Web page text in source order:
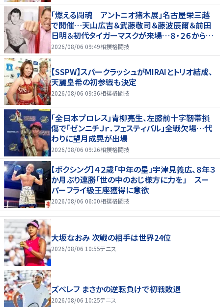
「燃える闘魂 アントニオ猪木展」名古屋栄三越
で開催…天山広吉＆武藤敬司＆藤波辰爾＆前田
日明＆初代タイガーマスクが来場…８・２６から９・
７まで
2026/08/06 09:49相撲格闘技
【SSPW】スパークラッシュがMIRAIとトリオ結成、
天麗皇希の初参戦も決定
2026/08/06 09:36相撲格闘技
「全日本プロレス」青柳亮生、左膝前十字靭帯損
傷で「ゼンニチＪｒ．フェスティバル」全戦欠場…代
わりに望月成晃が出場
2026/08/06 09:26相撲格闘技
【ボクシング】４２歳「中年の星」宇津見義広、８年３
か月ぶり連勝「世の中のおじ様方に力を」 スー
パーフライ級王座獲得に意欲
2026/08/06 06:00相撲格闘技
大坂なおみ 次戦の相手は世界24位
2026/08/06 10:55テニス
ズベレフ まさかの逆転負けで初戦敗退
2026/08/06 10:25テニス